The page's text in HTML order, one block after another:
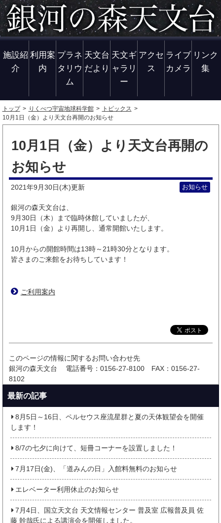
施設紹
介
利用案
内
プラネ
タリウ
ム
天文台
だより
天文ギ
ャラリ
ー
アクセ
ス
ライブ
カメラ
リンク
集
トップ りくべつ宇宙地球科学館
トピックス
10月1日（金）より天文台再開のお知らせ
10月1日（金）より天文台再開の
お知らせ
2021年9月30日(木)更新 お知らせ
銀河の森天文台は、
9月30日（木）まで臨時休館していましたが、
10月1日（金）より再開し、通常開館いたします。
10月からの開館時間は13時～21時30分となります。
皆さまのご来館をお待ちしています！
ご利用案内
このページの情報に関するお問い合わせ先
銀河の森天文台
電話番号：0156-27-8100
FAX：0156-27-
8102
最新の記事
8月5日～16日、ペルセウス座流星群と夏の天体観望会を開催
します！
8/7の七夕に向けて、短冊コーナーを設置しました！
7月17日(金)、「道みんの日」入館料無料のお知らせ
エレベーター利用休止のお知らせ
7月4日、国立天文台 天文情報センター 普及室 広報普及員 佐
藤 幹哉氏による講演会を開催しました。